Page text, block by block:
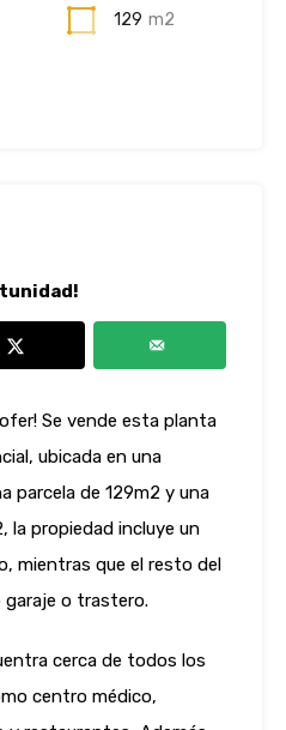
129 m2
Se vende esta planta
ubicada en una
parcela de 129m2 y una
la propiedad incluye un
mientras que el resto del
garaje o trastero.
cerca de todos los
centro médico,